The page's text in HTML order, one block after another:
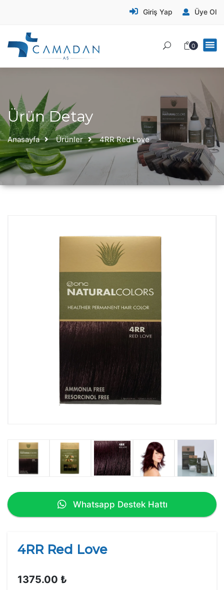
Giriş Yap Üye Ol
0
Ürün Detay
Anasayfa Ürünler 4RR Red Love
Whatsapp Destek Hattı
4RR Red Love
1375.00 ₺